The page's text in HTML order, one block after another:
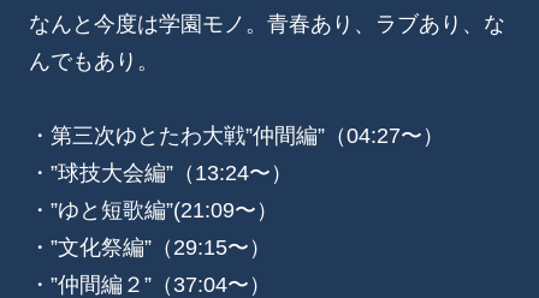
なんと今度は学園モノ。青春あり、ラブあり、な
んでもあり。
・第三次ゆとたわ大戦”仲間編”（04:27〜）
・”球技大会編”（13:24〜）
・”ゆと短歌編”(21:09〜）
・”文化祭編”（29:15〜）
・”仲間編２”（37:04〜）